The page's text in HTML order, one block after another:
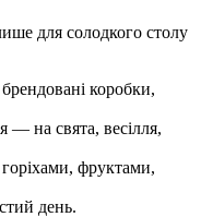
для солодкого столу
коробки,
— на свята, весілля,
фруктами,
день.